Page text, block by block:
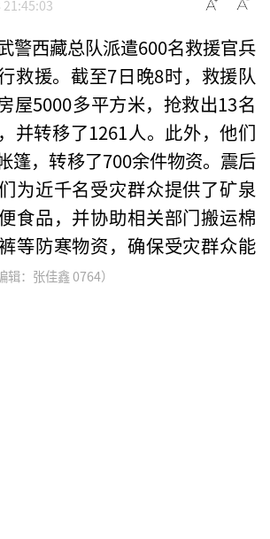
警西藏总队派遣600名救援官兵
救援。截至7日晚8时，救援队
屋5000多平方米，抢救出13名
并转移了1261人。此外，他们
篷，转移了700余件物资。震后
为近千名受灾群众提供了矿泉
食品，并协助相关部门搬运棉
等防寒物资，确保受灾群众能
辑：张佳鑫 0764）